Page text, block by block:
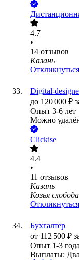
4.7
•
14 отзывов
Казань
Откликнуться
Digital-
до 120 000 ₽
Опыт 3-6 лет
Можно
Clickise
4.4
•
11 отзывов
Казань
Козья слобода
Откликнуться
Бухгалтер
от 112 500 ₽
Опыт 1-3 года
Выплаты: Два